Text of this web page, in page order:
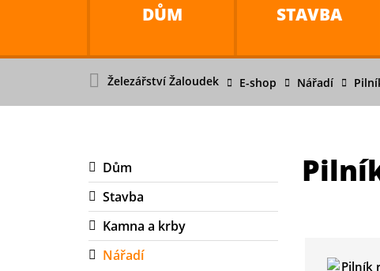
DŮM STAVBA
Železářství Žaloudek E-shop Nářadí
Dům
Stavba
Kamna a krby
Nářadí